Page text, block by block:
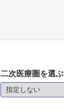
二次医療圏を選ぶ